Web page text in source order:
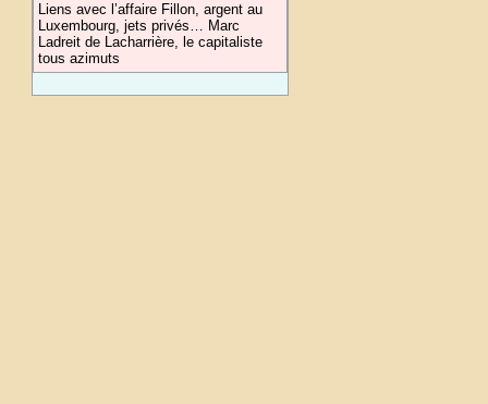
Liens avec l’affaire Fillon, argent au
Luxembourg, jets privés… Marc
Ladreit de Lacharrière, le capitaliste
tous azimuts